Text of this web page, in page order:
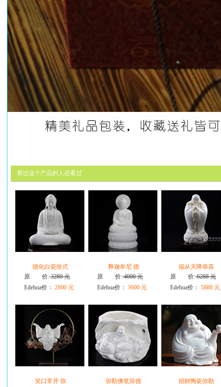
看过这个产品的人还看过
德化白瓷坐式
原 价:3280 元
Edehua价： 2800 元
释迦牟尼 德
原 价:4000 元
Edehua价： 3600 元
福从天降恭喜
原 价:6288 元
Edehua价： 5888 元
笑口常开 弥
弥勒佛笔筒德
招财陶瓷弥勒